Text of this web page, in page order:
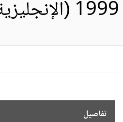
(الإنجليزية)
تفاصيل